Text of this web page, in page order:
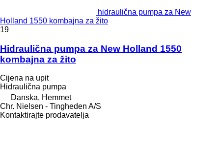
hidraulična pumpa za New
Holland 1550 kombajna za žito
19
Hidraulična pumpa za New Holland 1550
kombajna za žito
Cijena na upit
Hidraulična pumpa
Danska, Hemmet
Chr. Nielsen - Tingheden A/S
Kontaktirajte prodavatelja